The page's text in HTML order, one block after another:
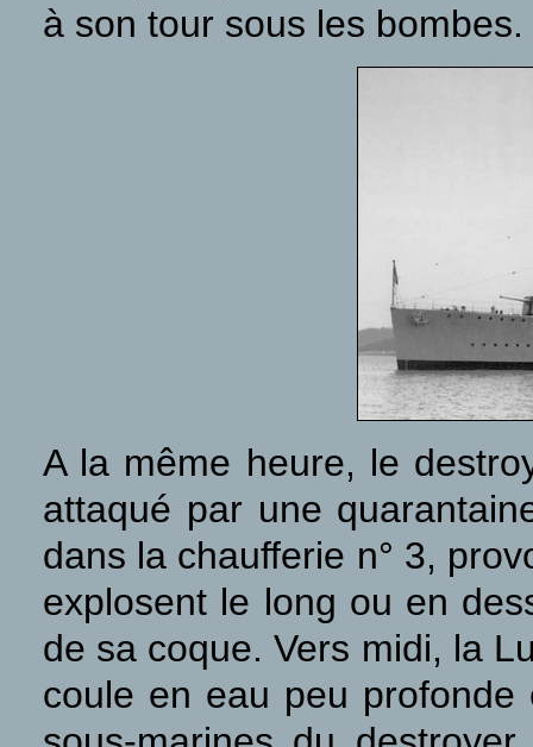
à son tour sous les bombes.
A la même heure, le
attaqué par une
dans la chaufferie n° 3,
explosent le long ou en
de sa coque. Vers midi, la
coule en eau peu